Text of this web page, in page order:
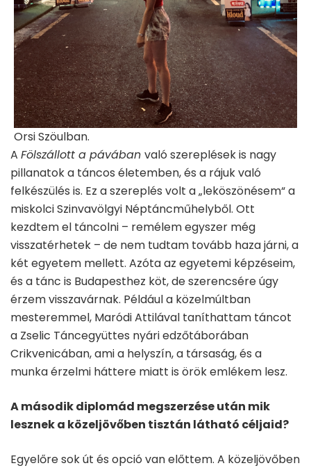
Orsi Szöulban.
A Fölszállott a pávában való szereplések is nagy
pillanatok a táncos életemben, és a rájuk való
felkészülés is. Ez a szereplés volt a „leköszönésem“ a
miskolci Szinvavölgyi Néptáncműhelyből. Ott
kezdtem el táncolni – remélem egyszer még
visszatérhetek – de nem tudtam tovább haza járni, a
két egyetem mellett. Azóta az egyetemi képzéseim,
és a tánc is Budapesthez köt, de szerencsére úgy
érzem visszavárnak. Például a közelmúltban
mesteremmel, Maródi Attilával taníthattam táncot
a Zselic Táncegyüttes nyári edzőtáborában
Crikvenicában, ami a helyszín, a társaság, és a
munka érzelmi háttere miatt is örök emlékem lesz.
A második diplomád megszerzése után mik
lesznek a közeljövőben tisztán látható céljaid?
Egyelőre sok út és opció van előttem. A közeljövőben